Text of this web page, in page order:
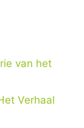
van het
Verhaal